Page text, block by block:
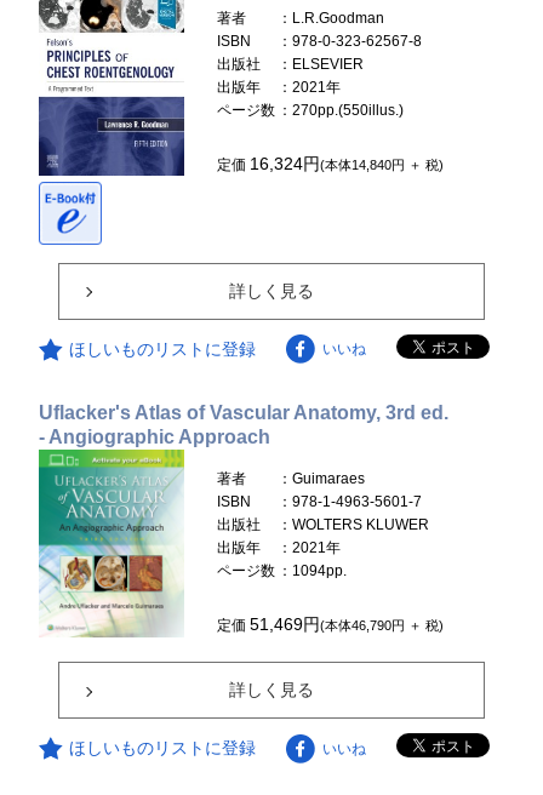
著者
：L.R.Goodman
ISBN
：978-0-323-62567-8
出版社
：ELSEVIER
出版年
：2021年
ページ数 ：270pp.(550illus.)
定価 16,324円(本体14,840円 ＋ 税)
詳しく見る
ほしいものリストに登録 いいね
Uflacker's Atlas of Vascular Anatomy, 3rd ed.
- Angiographic Approach
著者
：Guimaraes
ISBN
：978-1-4963-5601-7
出版社
：WOLTERS KLUWER
出版年
：2021年
ページ数 ：1094pp.
定価51,469円(本体46,790円 ＋ 税)
詳しく見る
ほしいものリストに登録 いいね